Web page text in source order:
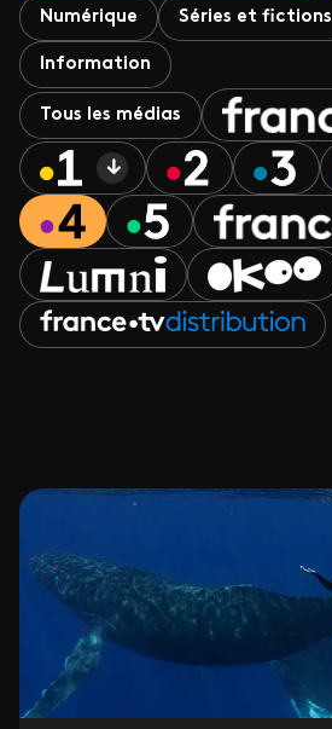
Numérique Séries et fictions
Information
Tous les médias